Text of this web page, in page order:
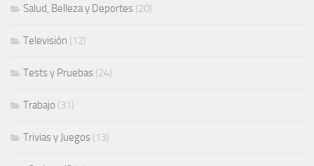
Salud, Belleza y Deportes (20)
Televisión (12)
Tests y Pruebas (24)
Trabajo (31)
Trivias y Juegos (13)